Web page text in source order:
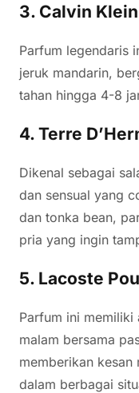
3. Calvin
Parfum legendaris
jeruk mandarin,
tahan hingga 4-8
4. Terre
Dikenal sebagai
dan sensual yang
dan tonka bean,
pria yang ingin
5. Lacoste
Parfum ini
malam bersama
memberikan
dalam berbagai